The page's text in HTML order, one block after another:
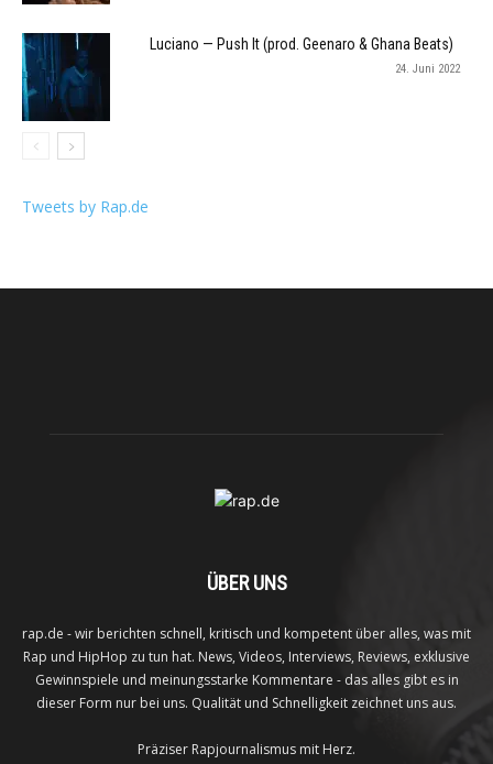
Luciano — Push It (prod. Geenaro & Ghana Beats)
24. Juni 2022
Tweets by Rap.de
ÜBER UNS
rap.de - wir berichten schnell, kritisch und kompetent über alles, was mit
Rap und HipHop zu tun hat. News, Videos, Interviews, Reviews, exklusive
Gewinnspiele und meinungsstarke Kommentare - das alles gibt es in
dieser Form nur bei uns. Qualität und Schnelligkeit zeichnet uns aus.
Präziser Rapjournalismus mit Herz.